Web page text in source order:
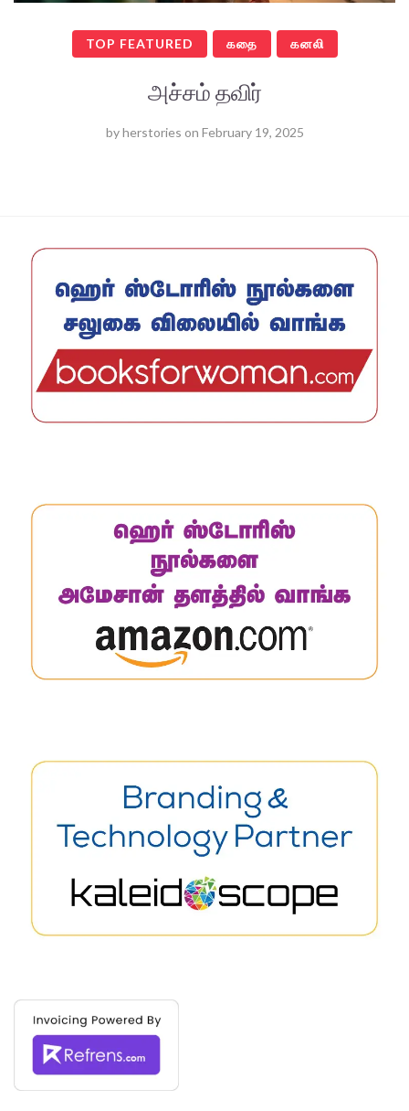
TOP FEATURED கதை கனலி
அச்சம் தவிர்
byherstories on February 19, 2025